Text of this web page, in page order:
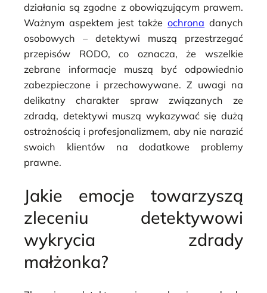
działania są zgodne z obowiązującym prawem.
Ważnym aspektem jest takżeochrona danych
osobowych – detektywi muszą przestrzegać
przepisów RODO, co oznacza, że wszelkie
zebrane informacje muszą być odpowiednio
zabezpieczone i przechowywane. Z uwagi na
delikatny charakter spraw związanych ze
zdradą, detektywi muszą wykazywać się dużą
ostrożnością i profesjonalizmem, aby nie narazić
swoich klientów na dodatkowe problemy
prawne.
Jakie emocje towarzyszą
zleceniu detektywowi
wykrycia zdrady
małżonka?